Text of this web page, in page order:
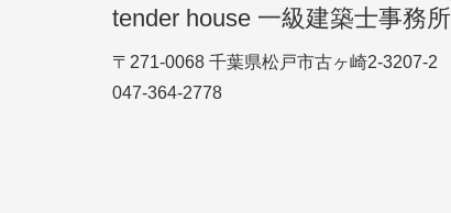
tender house 一級建築士事務所
〒271-0068 千葉県松戸市古ヶ崎2-3207-2
047-364-2778